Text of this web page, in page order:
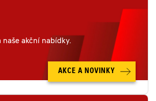
naše akční nabídky.
AKCE A NOVINKY